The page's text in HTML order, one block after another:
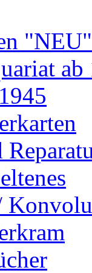
"NEU"
ab